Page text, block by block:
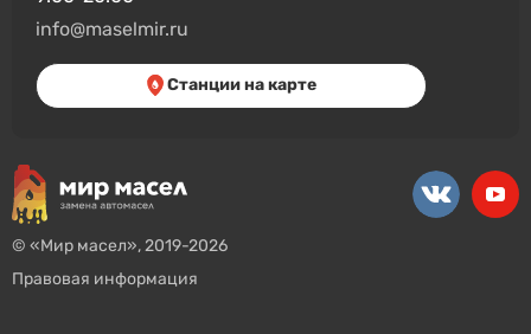
info@maselmir.ru
Станции на карте
© «Мир масел», 2019-2026
Правовая информация